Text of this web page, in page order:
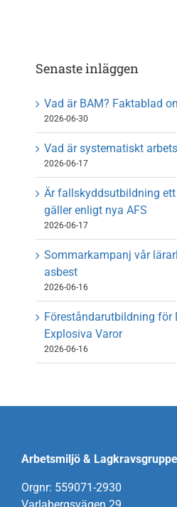
Senaste inläggen
Vad är BAM? Faktablad
2026-06-30
Vad är systematiskt
2026-06-17
Är fallskyddsutbildning
gäller enligt nya AFS
2026-06-17
Sommarkampanj vår
asbest
2026-06-16
Föreståndarutbildning för
Explosiva Varor
2026-06-16
Arbetsmiljö &
Orgnr: 559071-2930